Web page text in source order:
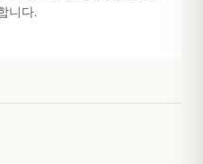
니다.